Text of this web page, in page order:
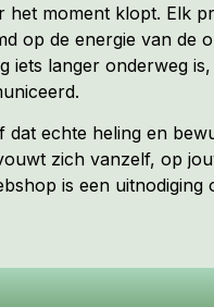
het moment klopt. Elk
op de energie van de
iets langer onderweg
dat echte heling en
zich vanzelf, op
is een